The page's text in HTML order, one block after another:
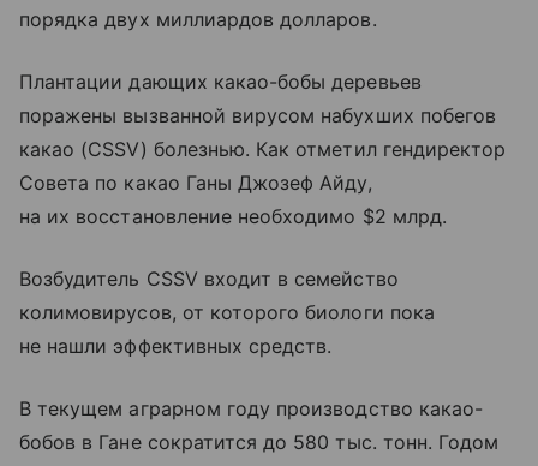
порядка двух миллиардов долларов.
Плантации дающих какао-бобы деревьев
поражены вызванной вирусом набухших побегов
какао (CSSV) болезнью. Как отметил гендиректор
Совета по какао Ганы Джозеф Айду,
на их восстановление необходимо $2 млрд.
Возбудитель CSSV входит в семейство
колимовирусов, от которого биологи пока
не нашли эффективных средств.
В текущем аграрном году производство какао-
бобов в Гане сократится до 580 тыс. тонн. Годом